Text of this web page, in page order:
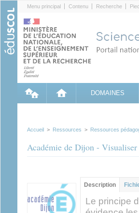
Menu principal Contenu Recherche
DOMAINES
Accueil > Ressources > Ressources
Académie de Dijon -
Contenu principal
Description (onglet
actif)
Le principe